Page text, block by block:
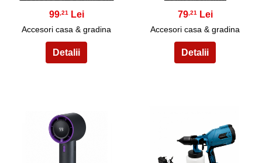
99,21
Accesori casa & gradina
79,21
Accesori casa & gradina
4